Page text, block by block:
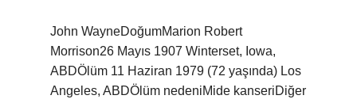
John WayneDoğumMarion Robert
Morrison26 Mayıs 1907 Winterset, Iowa,
ABDÖlüm 11 Haziran 1979 (72 yaşında) Los
Angeles, ABDÖlüm nedeniMide kanseriDiğer